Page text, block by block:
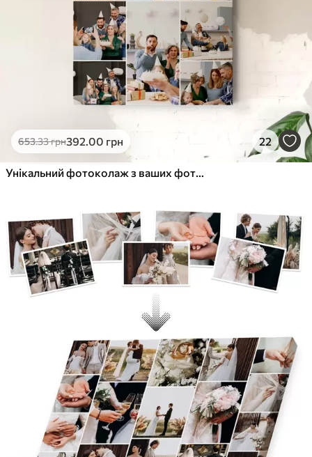
653.33грн392.00 грн 22
Унікальний фотоколаж з ваших фотографій